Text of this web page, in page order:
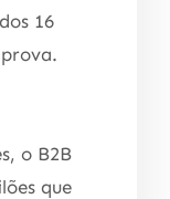
16
o B2B
que